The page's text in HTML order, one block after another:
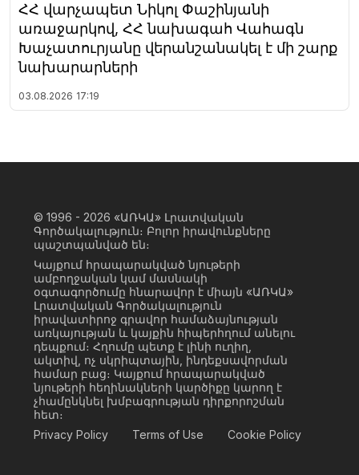
ՀՀ վարչապետ Նիկոլ Փաշինյանի
առաջարկով, ՀՀ նախագահ Վահագն
Խաչատուրյանը վերանշանակել է մի շարք
նախարարների
03.08.2026 17:19
© 1996 - 2026 «ԱՌԿԱ» Լրատվական
Գործակալություն։ Բոլոր իրավունքները
պաշտպանված են։
Կայքում հրապարակված նյութերի
ամբողջական կամ մասնակի
օգտագործումը հնարավոր է միայն «ԱՌԿԱ»
Լրատվական Գործակալություն
իրավատիրոջ գրավոր համաձայնության
առկայության և կայքին հիպերհղում անելու
դեպքում։ Հղումը պետք է լինի ուղիղ,
ակտիվ, ոչ սկրիպտային, ինդեքսավորման
համար բաց։ Կայքում հրապարակված
նյութերի հեղինակների կարծիքը կարող է
չհամընկնել խմբագրության դիրքորոշման
հետ։
Privacy Policy
Terms of Use Cookie Policy